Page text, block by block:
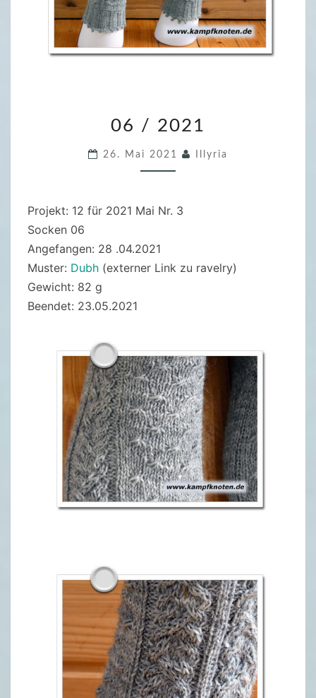
6
/
2
2
06 / 2021
26. Mai 2021 Illyria
Projekt: 12 für 2021 Mai Nr. 3
Socken 06
Angefangen: 28 .04.2021
Muster: Dubh (externer Link zu ravelry)
Gewicht: 82 g
Beendet: 23.05.2021